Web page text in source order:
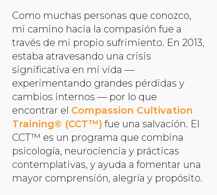
Como muchas personas que conozco,
mi camino hacia la compasión fue a
través de mi propio sufrimiento. En 2013,
estaba atravesando una crisis
significativa en mi vida —
experimentando grandes pérdidas y
cambios internos — por lo que
encontrar el Compassion Cultivation
Training© (CCT™) fue una salvación. El
CCT™ es un programa que combina
psicología, neurociencia y prácticas
contemplativas, y ayuda a fomentar una
mayor comprensión, alegría y propósito.